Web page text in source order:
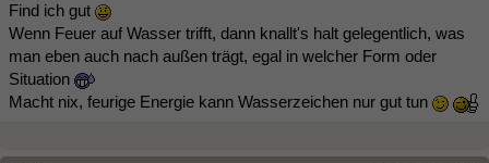
Find ich gut
Wenn Feuer auf Wasser trifft, dann knallt's halt gelegentlich, was
man eben auch nach außen trägt, egal in welcher Form oder
Situation
Macht nix, feurige Energie kann Wasserzeichen nur gut tun